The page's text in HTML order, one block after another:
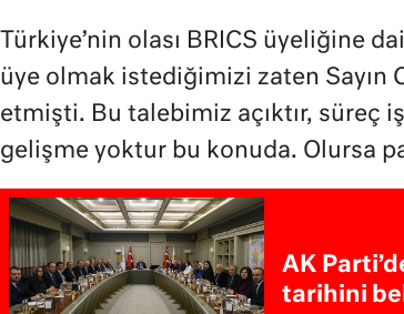
Türkiye’nin olası BRICS üyeliğine
üye olmak istediğimizi zaten Sayın
etmişti. Bu talebimiz açıktır, süreç
gelişme yoktur bu konuda. Olursa
AK
tarihini